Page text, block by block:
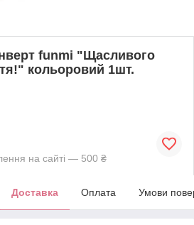
funmi "Щасливого
кольоровий 1шт.
на сайті — 500 ₴
Доставка Оплата Умови